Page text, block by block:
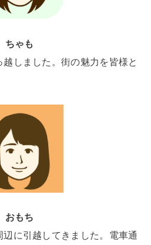
ちゃも
しました。街の魅力を皆様と
おもち
に引越してきました。電車通